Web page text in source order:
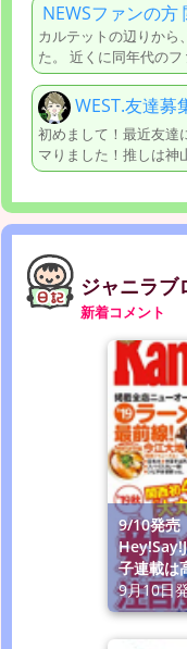
NEWSファンの方
カルテットの辺りから
た。 近くに同年代の
WEST.友達募
初めまして！最近友達
マりました！推しは神
ジャニラブ
新着コメント
9/10発売
子連載は
9月10日